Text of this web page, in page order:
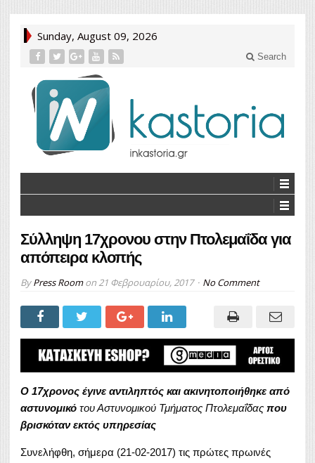
Sunday, August 09, 2026
Search
Σύλληψη 17χρονου στην Πτολεμαΐδα για
απόπειρα κλοπής
ByPress Roomon 21 Φεβρουαρίου, 2017 No Comment
Ο 17χρονος έγινε αντιληπτός και ακινητοποιήθηκε από
αστυνομικό του Αστυνομικού Τμήματος Πτολεμαΐδας που
βρισκόταν εκτός υπηρεσίας
Συνελήφθη, σήμερα (21-02-2017) τις πρώτες πρωινές